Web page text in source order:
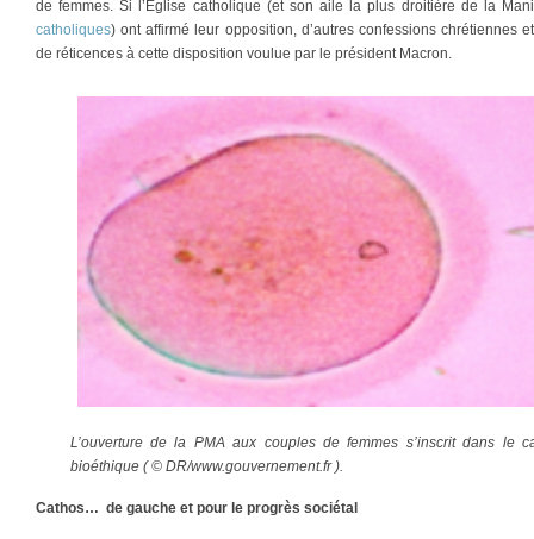
de femmes. Si l’Église catholique (et son aile la plus droitière de la
catholiques) ont affirmé leur opposition, d’autres confessions chrétiennes
de réticences à cette disposition voulue par le président Macron.
L’ouverture de la PMA aux couples de femmes s’inscrit dans le
bioéthique ( © DR/www.gouvernement.fr ).
Cathos… de gauche et pour le progrès sociétal